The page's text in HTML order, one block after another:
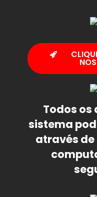
Todos os
sistema
através